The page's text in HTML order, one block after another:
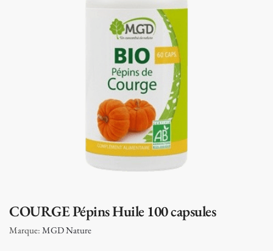
COURGE Pépins Huile 100 capsules
Marque: MGD Nature